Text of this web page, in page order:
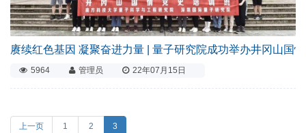
赓续红色基因 凝聚奋进力量 | 量子研究院成功举办井冈山国
5964 管理员 22年07月15日
上一页 1 2 3